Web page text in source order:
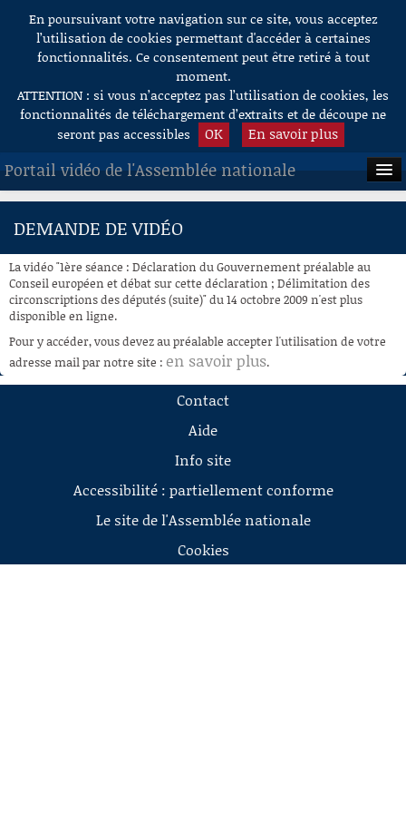
Aller au contenu
En poursuivant votre navigation sur ce site, vous acceptez
l’utilisation de cookies permettant d'accéder à certaines
fonctionnalités. Ce consentement peut être retiré à tout
moment.
ATTENTION : si vous n’acceptez pas l’utilisation de cookies, les
fonctionnalités de téléchargement d’extraits et de découpe ne
seront pas accessibles
OK En savoir plus
Portail vidéo de l'Assemblée nationale
ACCUEIL
À LA DEMANDE
RECHERCHE
AIDE À LA DÉCOUPE
DE VIDÉOS
DEMANDE DE VIDÉO
La vidéo "1ère séance : Déclaration du Gouvernement préalable au
Conseil européen et débat sur cette déclaration ; Délimitation des
circonscriptions des députés (suite)" du 14 octobre 2009 n'est plus
disponible en ligne.
Pour y accéder, vous devez au préalable accepter l'utilisation de votre
adresse mail par notre site : en savoir plus.
Contact
Aide
Info site
Accessibilité : partiellement conforme
Le site de l'Assemblée nationale
Cookies